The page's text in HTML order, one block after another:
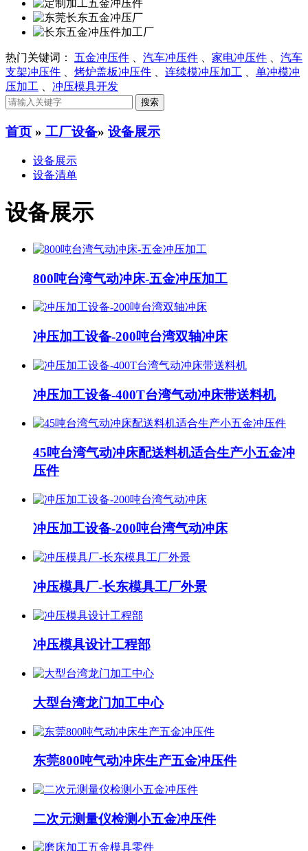
热门关键词： 五金冲压件 汽车冲压件 家电冲压件
汽车
支架冲压件
烤炉盖板冲压件 连续模冲压加工
单冲模冲
压加工
冲压模具开发
首页 » 工厂设备» 设备展示
设备展示
设备清单
设备展示
800吨台湾气动冲床-五金冲压加工
冲压加工设备-200吨台湾双轴冲床
冲压加工设备-400T台湾气动冲床带送料机
45吨台湾气动冲床配送料机适合生产小五金冲
压件
冲压加工设备-200吨台湾气动冲床
冲压模具厂-长东模具工厂外景
冲压模具设计工程部
大型台湾龙门加工中心
东莞800吨气动冲床生产五金冲压件
二次元测量仪检测小五金冲压件